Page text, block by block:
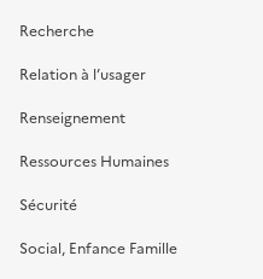
Recherche
Relation à l’usager
Renseignement
Ressources Humaines
Sécurité
Social, Enfance Famille